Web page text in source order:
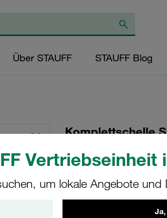
Vertriebseinheit
um lokale Angebote und
Über STAUFF STAUFF Blog
Komplettschelle
Vorspannung
Schlitzschraube